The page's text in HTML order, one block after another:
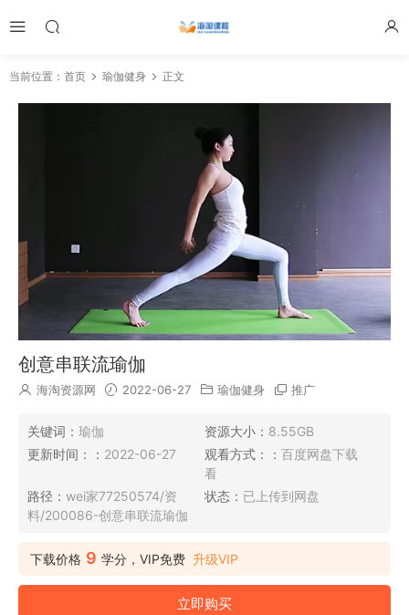
当前位置： 首页 瑜伽健身 正文
创意串联流瑜伽
海淘资源网 2022-06-27 瑜伽健身 推广
关键词： 瑜伽 资源大小： 8.55GB
更新时间：： 2022-06-27 观看方式：： 百度网盘下载
看
路径： wei家77250574/资
料/200086-创意串联流瑜伽
状态： 已上传到网盘
下载价格 9 学分，VIP免费 升级VIP
立即购买